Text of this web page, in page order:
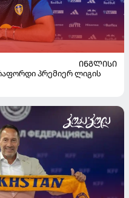
ᲘᲜᲒᲚᲘᲡᲘ
პრემიერ ლიგის